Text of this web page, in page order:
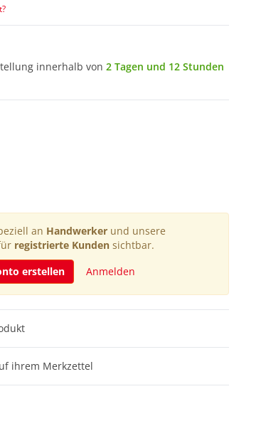
innerhalb von 2 Tagen und 12 Stunden
an Handwerkerund unsere
registrierte Kunden sichtbar.
erstellen
Anmelden
ihrem Merkzettel